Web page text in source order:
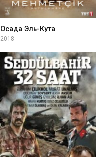
Осада Эль-Кута
2018